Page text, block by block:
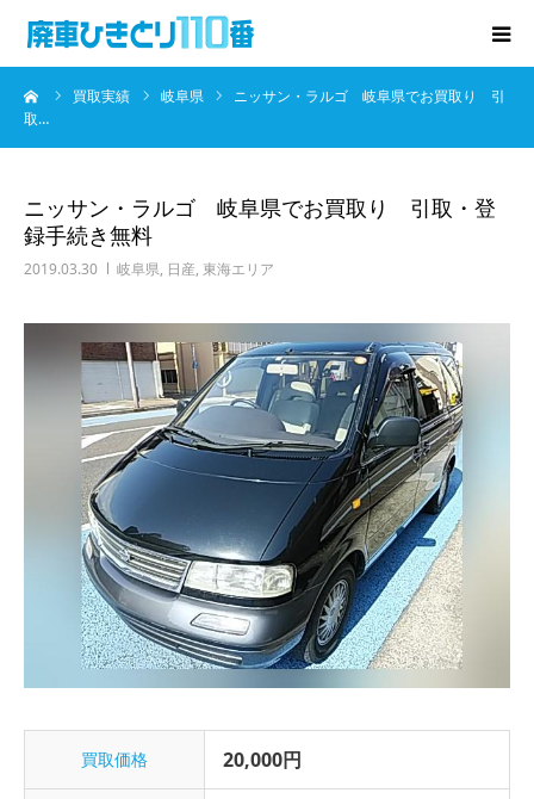
買取実績 岐阜県
ニッサン・ラルゴ 岐阜県でお買取り 引
取…
ニッサン・ラルゴ 岐阜県でお買取り 引取・登
録手続き無料
2019.03.30 岐阜県, 日産, 東海エリア
買取価格 20,000円
廃車･事故車の買取
無料査定
お知らせ
会社概要
お問い合わせ